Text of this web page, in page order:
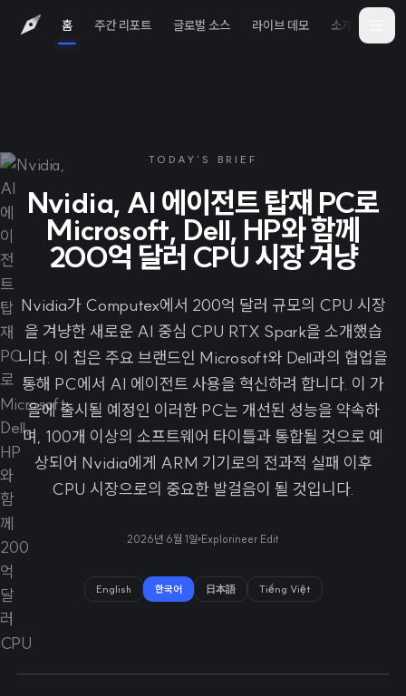
홈 주간 리포트 글로벌 소스 라이브 데모 소개
TODAY'S BRIEF
Nvidia, AI 에이전트 탑재 PC로
Microsoft, Dell, HP와 함께
200억 달러 CPU 시장 겨냥
Nvidia가 Computex에서 200억 달러 규모의 CPU 시장
을 겨냥한 새로운 AI 중심 CPU RTX Spark을 소개했습
니다. 이 칩은 주요 브랜드인 Microsoft와 Dell과의 협업을
통해 PC에서 AI 에이전트 사용을 혁신하려 합니다. 이 가
을에 출시될 예정인 이러한 PC는 개선된 성능을 약속하
며, 100개 이상의 소프트웨어 타이틀과 통합될 것으로 예
상되어 Nvidia에게 ARM 기기로의 전과적 실패 이후
CPU 시장으로의 중요한 발걸음이 될 것입니다.
2026년 6월 1일 Explorineer Edit
English 한국어 日本語 Tiếng Việt